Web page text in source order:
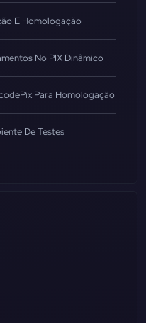
E Homologação
No PIX Dinâmico
Para Homologação
De Testes